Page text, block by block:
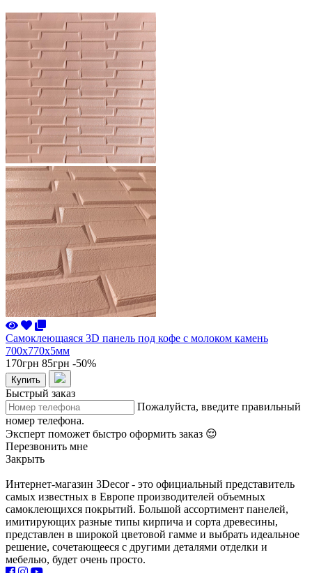
Самоклеющаяся 3D панель под кофе с молоком камень
700x770x5мм
170грн 85грн -50%
Купить
Быстрый заказ
Пожалуйста, введите правильный
номер телефона.
Эксперт поможет быстро оформить заказ 😌
Перезвонить мне
Закрыть
Интернет-магазин 3Decor - это официальный представитель
самых известных в Европе производителей объемных
самоклеющихся покрытий. Большой ассортимент панелей,
имитирующих разные типы кирпича и сорта древесины,
представлен в широкой цветовой гамме и выбрать идеальное
решение, сочетающееся с другими деталями отделки и
мебелью, будет очень просто.